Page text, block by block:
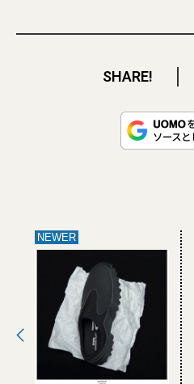
SHARE!
NEWER